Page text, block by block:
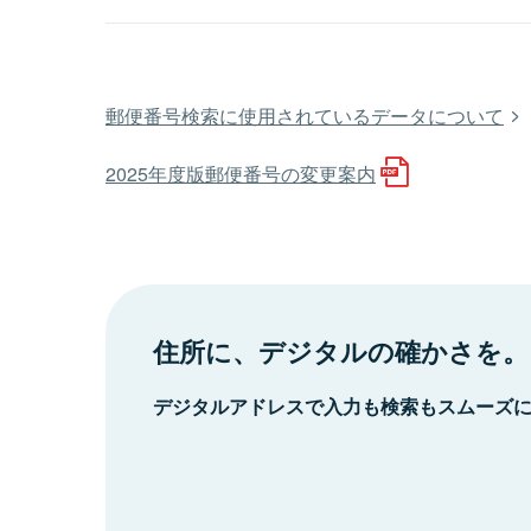
郵便番号検索に使用されているデータについて
2025年度版郵便番号の変更案内
住所に、デジタルの確かさを。
デジタルアドレスで入力も検索もスムーズ